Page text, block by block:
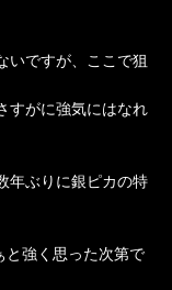
いですが、ここで狙
すがに強気にはなれ
年ぶりに銀ピカの特
強く思った次第で